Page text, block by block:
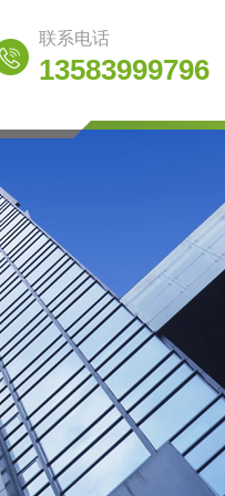
联系电话
13583999796